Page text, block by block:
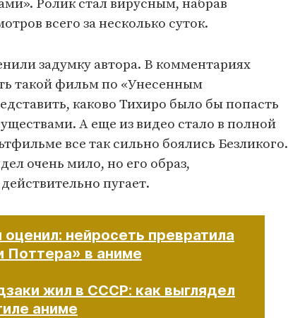
Ролик стал вирусным, набрав
всего за несколько суток.
задумку автора. В комментариях
такой фильм по «Унесенным
каково Тихиро было бы попасть
А еще из видео стало в полной
все так сильно боялись Безликого.
очень мило, но его образ,
пугает.
нейросеть превратила
Поттера» в аниме
жил в СССР: как выглядел
аниме